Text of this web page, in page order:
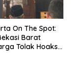
On The Spot:
Barat
Tolak Hoaks